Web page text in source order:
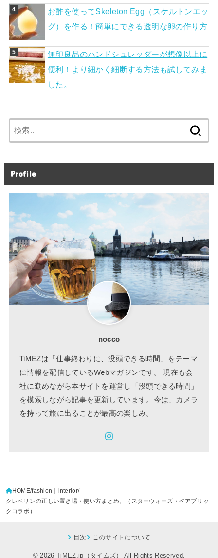
お酢を使ってSkeleton Egg（スケルトンエッ
グ）を作る！簡単にできる透明な卵の作り方
無印良品のハンドシュレッダーが想像以上に
便利！より細かく細断する方法も試してみま
した。
索:
Profile
nocco
TiMEZは「仕事終わりに、没頭できる時間」をテーマ
に情報を配信しているWebマガジンです。 現在も会
社に勤めながら本サイトを運営し「没頭できる時間」
を模索しながら記事を更新しています。今は、カメラ
を持って旅に出ることが最高の楽しみ。
HOME fashion｜interior
クレベリンの正しい置き場・使い方まとめ。（スターウォーズ・ベアブリッ
クコラボ）
目次 このサイトについて
© 2026 TiMEZ.jp（タイムズ） All Rights Reserved.